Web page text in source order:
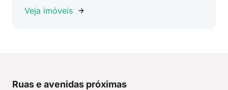
Veja imóveis
Ruas e avenidas próximas